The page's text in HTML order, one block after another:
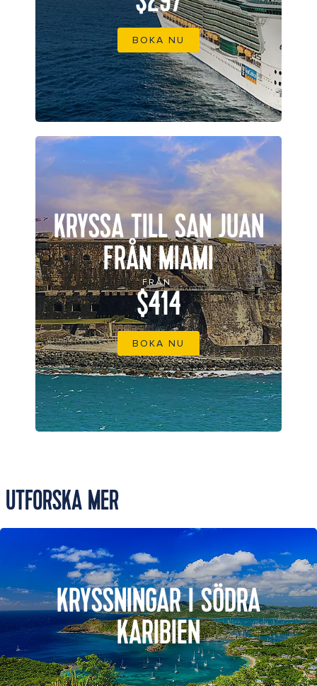
BOKA NU
KRYSSA TILL SAN JUAN
FRÅN MIAMI
FRÅN
$414
BOKA NU
UTFORSKA MER
KRYSSNINGAR I SÖDRA
KARIBIEN